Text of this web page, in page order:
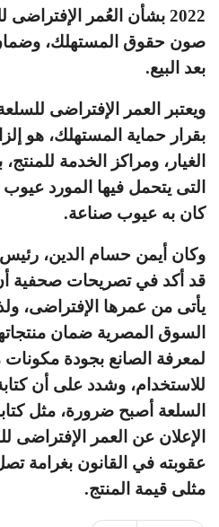
2022 بشأن العُمر
صون حقوق المستهلك،
بعد البيع.
ويعتبر العمر الإفتراضى
بقرار حماية المستهلك، هو
الغيار، ومراكز الخدمة
التى يتحمل فيها المورد عيوب
كان به عيوب صناعة.
وكان أيمن حسام الدين،
قد أكد في تصريحات صحفية
يأتى من عمرها الإفتراضى،
السوق المصرية ضمان
لمعرفة الصانع بجودة
للاستخدام، وشدد على أن
السلعة أصبح ضرورة، مثل
الإعلان عن العمر الإفتراضى
مثلى قيمة المنتج.